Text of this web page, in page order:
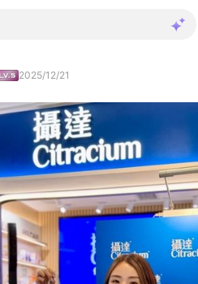
2025/12/21